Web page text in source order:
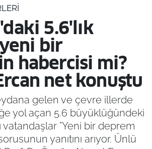
5.6'lık
yeni bir
habercisi mi?
net konuştu
gelen ve çevre illerde
yol açan 5.6 büyüklüğündeki
vatandaşlar "Yeni bir deprem
yanıtını arıyor. Ünlü